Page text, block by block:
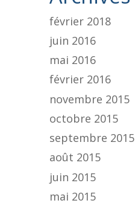
février 2018
juin 2016
mai 2016
février 2016
novembre 2015
octobre 2015
septembre 2015
août 2015
juin 2015
mai 2015